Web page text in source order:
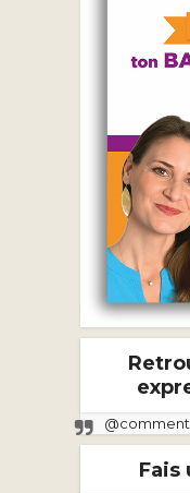
Fais